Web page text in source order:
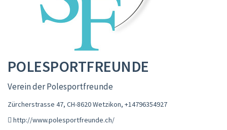
POLESPORTFREUNDE
Verein der Polesportfreunde
Zürcherstrasse 47, CH-8620 Wetzikon, +14796354927
http://www.polesportfreunde.ch/